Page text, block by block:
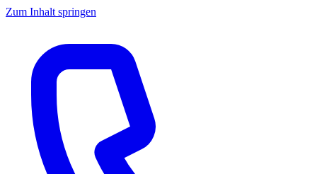
Zum Inhalt springen